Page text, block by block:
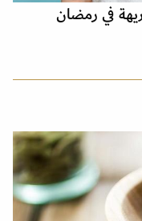
في رمضان